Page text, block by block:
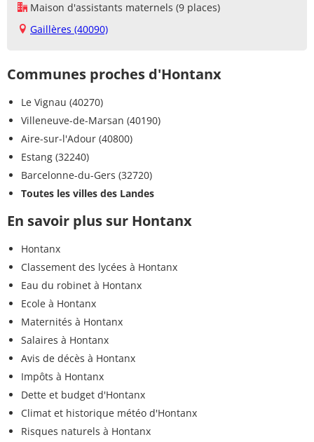
Maison d'assistants maternels (9 places)
Gaillères (40090)
Communes proches d'Hontanx
Le Vignau (40270)
Villeneuve-de-Marsan (40190)
Aire-sur-l'Adour (40800)
Estang (32240)
Barcelonne-du-Gers (32720)
Toutes les villes des Landes
En savoir plus sur Hontanx
Hontanx
Classement des lycées à Hontanx
Eau du robinet à Hontanx
Ecole à Hontanx
Maternités à Hontanx
Salaires à Hontanx
Avis de décès à Hontanx
Impôts à Hontanx
Dette et budget d'Hontanx
Climat et historique météo d'Hontanx
Risques naturels à Hontanx